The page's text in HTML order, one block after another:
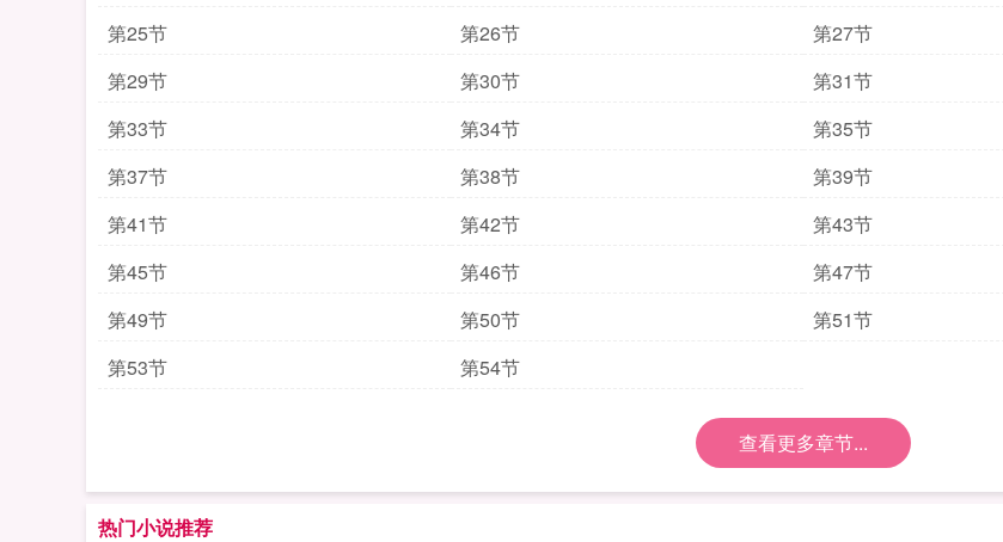
第25节
第26节 第27节
第29节
第30节 第31节
第33节
第34节 第35节
第37节
第38节 第39节
第41节
第42节 第43节
第45节
第46节 第47节
第49节
第50节 第51节
第53节
第54节
查看更多章节...
热门小说推荐